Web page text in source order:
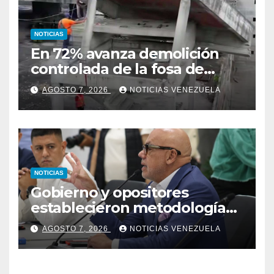
NOTICIAS
En 72% avanza demolición
controlada de la fosa de
ascensores en la Torre de
David
AGOSTO 7, 2026 NOTICIAS VENEZUELA
NOTICIAS
Gobierno y opositores
establecieron metodología
para el proceso de diálogo en
Venezuela
AGOSTO 7, 2026 NOTICIAS VENEZUELA